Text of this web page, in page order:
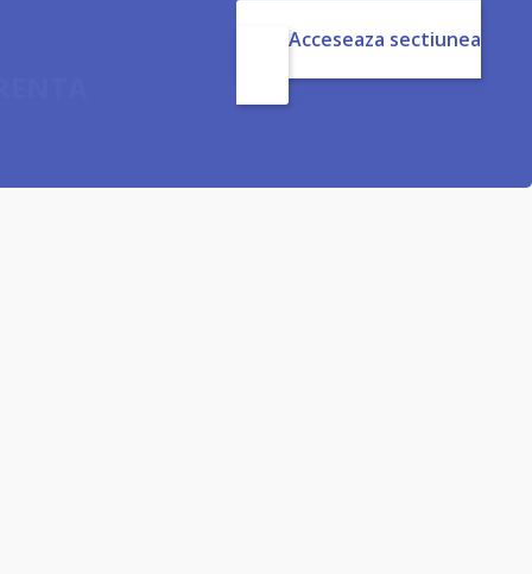
Acceseaza sectiunea